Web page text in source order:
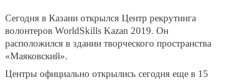
Сегодня в Казани открылся Центр рекрутинга
волонтеров WorldSkills Kazan 2019. Он
расположился в здании творческого пространства
«Маяковский».
Центры официально открылись сегодня еще в 15